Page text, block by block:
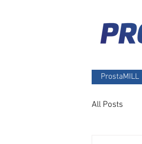
ProstaMILL
All Posts